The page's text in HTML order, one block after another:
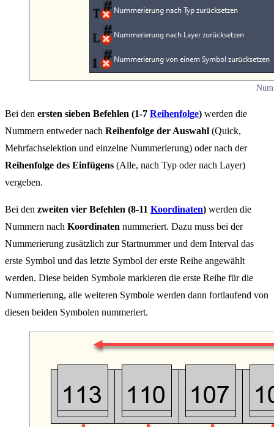
Bei den ersten sieben Befehlen (1-7 Reihenfolge) werden die
Nummern entweder nach Reihenfolge der Auswahl (Quick,
Mehrfachselektion und einzelne Nummerierung) oder nach der
Reihenfolge des Einfügens (Alle, nach Typ oder nach Layer)
vergeben.
Bei den zweiten vier Befehlen (8-11 Koordinaten) werden die
Nummern nach Koordinaten nummeriert. Dazu muss bei der
Nummerierung zusätzlich zur Startnummer und dem Interval das
erste Symbol und das letzte Symbol der erste Reihe angewählt
werden. Diese beiden Symbole markieren die erste Reihe für die
Nummerierung, alle weiteren Symbole werden dann fortlaufend von
diesen beiden Symbolen nummeriert.